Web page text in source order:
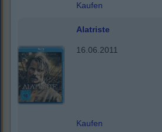
Kaufen
Alatriste
16.06.2011
Kaufen